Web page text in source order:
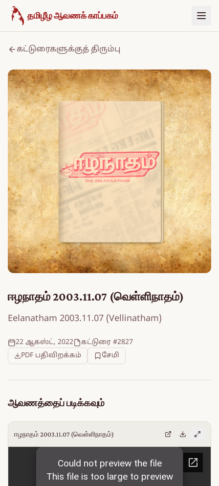
உள்ளடக்கத்திற்குச் செல்க
தமிழீழ ஆவணக் காப்பகம்
கட்டுரைகளுக்குத் திரும்பு
ஈழநாதம் 2003.11.07 (வெள்ளிநாதம்)
Eelanatham 2003.11.07 (Vellinatham)
22 ஆகஸ்ட், 2022
கட்டுரை #2827
PDF பதிவிறக்கம்
சேமி
ஆவணத்தைப் படிக்கவும்
ஈழநாதம் 2003.11.07 (வெள்ளிநாதம்)